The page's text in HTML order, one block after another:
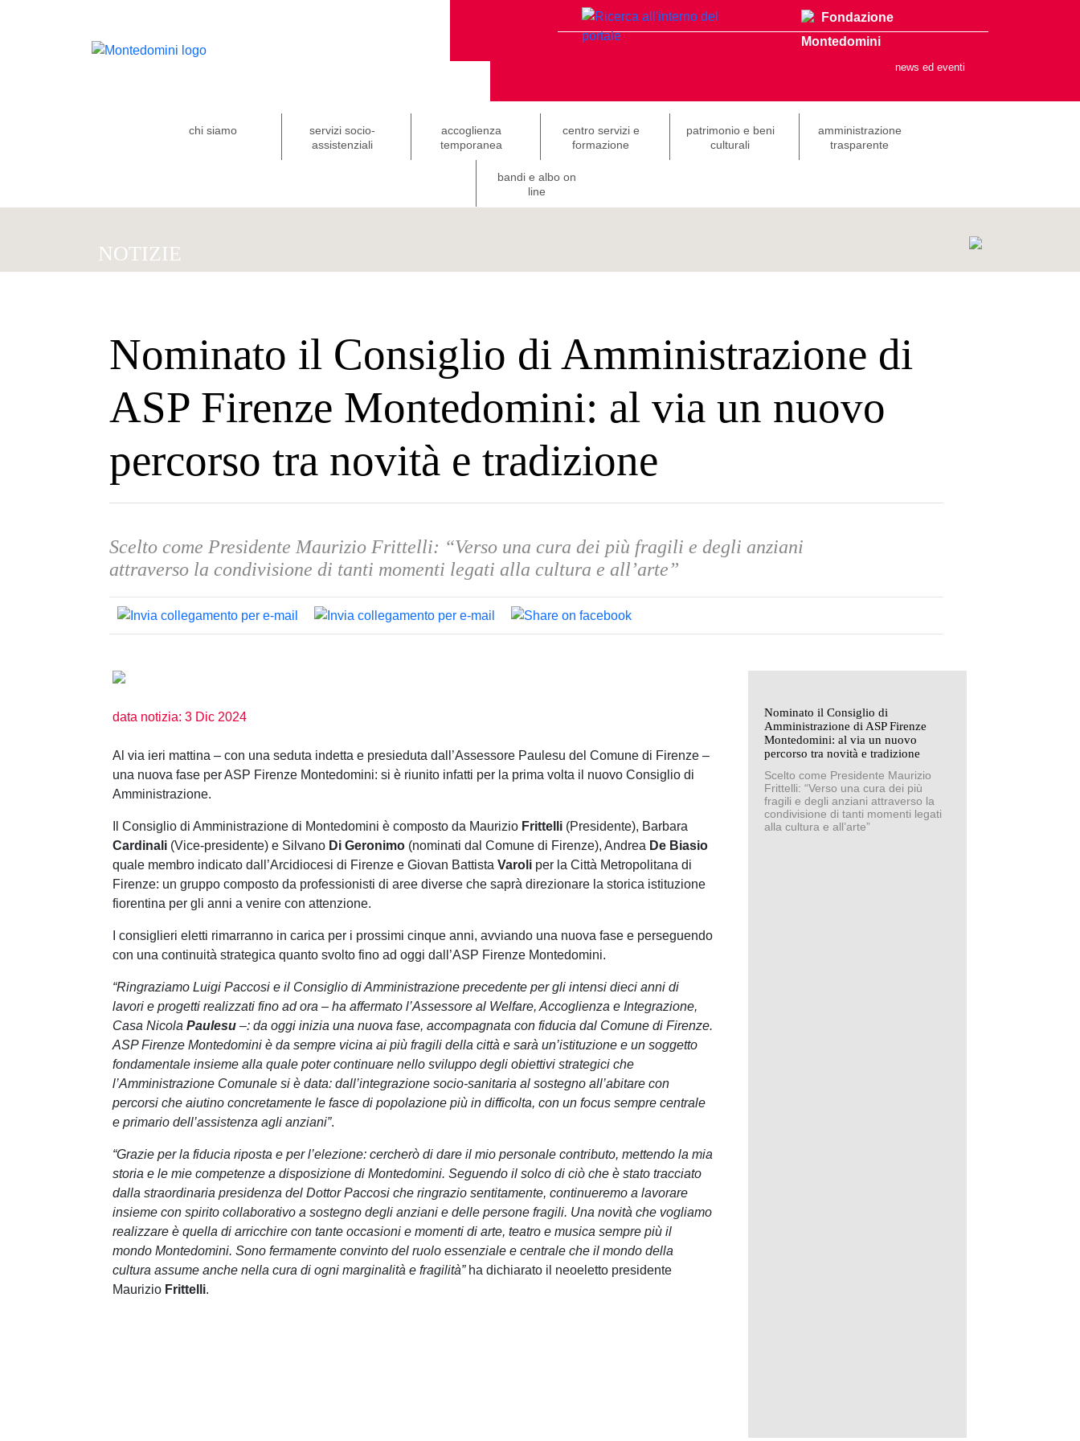
Fondazione
Montedomini
news ed eventi
chi siamo
servizi socio-
assistenziali
accoglienza
temporanea
centro servizi e
formazione
patrimonio e beni
culturali
amministrazione
trasparente
bandi e albo on
line
NOTIZIE
Nominato il Consiglio di Amministrazione di
ASP Firenze Montedomini: al via un nuovo
percorso tra novità e tradizione
Scelto come Presidente Maurizio Frittelli: “Verso una cura dei più fragili e degli anziani
attraverso la condivisione di tanti momenti legati alla cultura e all’arte”
data notizia: 3 Dic 2024
Al via ieri mattina – con una seduta indetta e presieduta dall’Assessore Paulesu del Comune di Firenze –
una nuova fase per ASP Firenze Montedomini: si è riunito infatti per la prima volta il nuovo Consiglio di
Amministrazione.
Il Consiglio di Amministrazione di Montedomini è composto da Maurizio Frittelli (Presidente), Barbara
Cardinali (Vice-presidente) e Silvano Di Geronimo (nominati dal Comune di Firenze), Andrea De Biasio
quale membro indicato dall’Arcidiocesi di Firenze e Giovan Battista Varoli per la Città Metropolitana di
Firenze: un gruppo composto da professionisti di aree diverse che saprà direzionare la storica istituzione
fiorentina per gli anni a venire con attenzione.
I consiglieri eletti rimarranno in carica per i prossimi cinque anni, avviando una nuova fase e perseguendo
con una continuità strategica quanto svolto fino ad oggi dall’ASP Firenze Montedomini.
“Ringraziamo Luigi Paccosi e il Consiglio di Amministrazione precedente per gli intensi dieci anni di
lavori e progetti realizzati fino ad ora – ha affermato l’Assessore al Welfare, Accoglienza e Integrazione,
Casa Nicola Paulesu –: da oggi inizia una nuova fase, accompagnata con fiducia dal Comune di Firenze.
ASP Firenze Montedomini è da sempre vicina ai più fragili della città e sarà un’istituzione e un soggetto
fondamentale insieme alla quale poter continuare nello sviluppo degli obiettivi strategici che
l’Amministrazione Comunale si è data: dall’integrazione socio-sanitaria al sostegno all’abitare con
percorsi che aiutino concretamente le fasce di popolazione più in difficolta, con un focus sempre centrale
e primario dell’assistenza agli anziani”.
“Grazie per la fiducia riposta e per l’elezione: cercherò di dare il mio personale contributo, mettendo la mia
storia e le mie competenze a disposizione di Montedomini. Seguendo il solco di ciò che è stato tracciato
dalla straordinaria presidenza del Dottor Paccosi che ringrazio sentitamente, continueremo a lavorare
insieme con spirito collaborativo a sostegno degli anziani e delle persone fragili. Una novità che vogliamo
realizzare è quella di arricchire con tante occasioni e momenti di arte, teatro e musica sempre più il
mondo Montedomini. Sono fermamente convinto del ruolo essenziale e centrale che il mondo della
cultura assume anche nella cura di ogni marginalità e fragilità” ha dichiarato il neoeletto presidente
Maurizio Frittelli.
Nominato il Consiglio di
Amministrazione di ASP Firenze
Montedomini: al via un nuovo
percorso tra novità e tradizione
Scelto come Presidente Maurizio
Frittelli: “Verso una cura dei più
fragili e degli anziani attraverso la
condivisione di tanti momenti legati
alla cultura e all’arte”